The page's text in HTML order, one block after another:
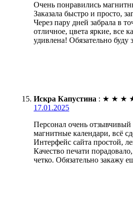
Очень понравились
Заказала быстро и просто,
Через пару дней забрала в
отличное, цвета яркие, все
удивлена! Обязательно буду
Искра Капустина : ★ ★ ★
17.01.2025
Персонал очень
магнитные календари, всё
Интерфейс сайта простой,
Качество печати
четко. Обязательно закажу